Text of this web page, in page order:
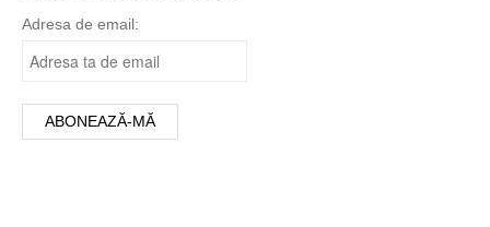
Turqoise
Verde
Adresa de email: